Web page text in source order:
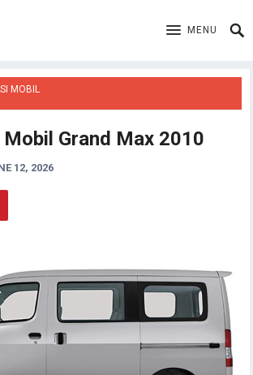
MENU
MOBIL
Grand Max 2010
12, 2026